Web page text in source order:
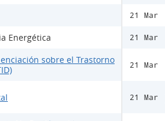
Energética
sobre el Trastorno
21 Mar
21 Mar
21 Mar
21 Mar